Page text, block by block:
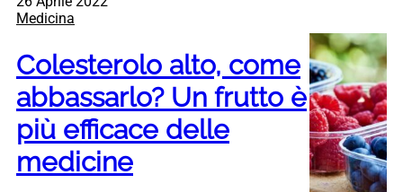
Medicina
Colesterolo alto, come
abbassarlo? Un frutto è
più efficace delle
medicine